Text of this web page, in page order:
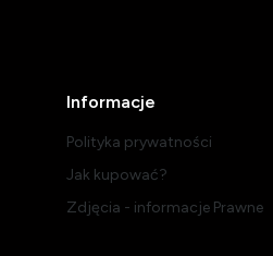
Informacje
Polityka prywatności
Jak kupować?
Zdjęcia - informacje Prawne